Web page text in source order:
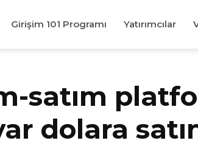
Girişim 101 Programı Yatırımcılar
satım
dolara